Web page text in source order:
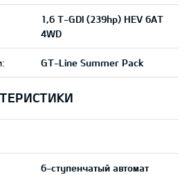
1,6 T-GDI (239hp) HEV 6AT
4WD
GT-Line Summer Pack
6-ступенчатый автомат